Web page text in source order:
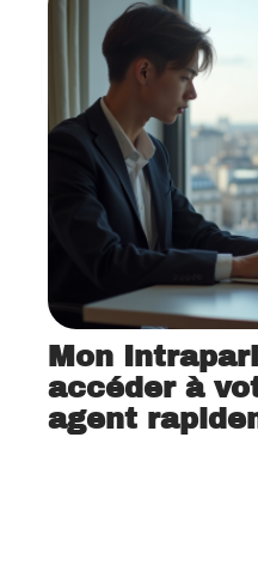
Mon
accéder à
agent